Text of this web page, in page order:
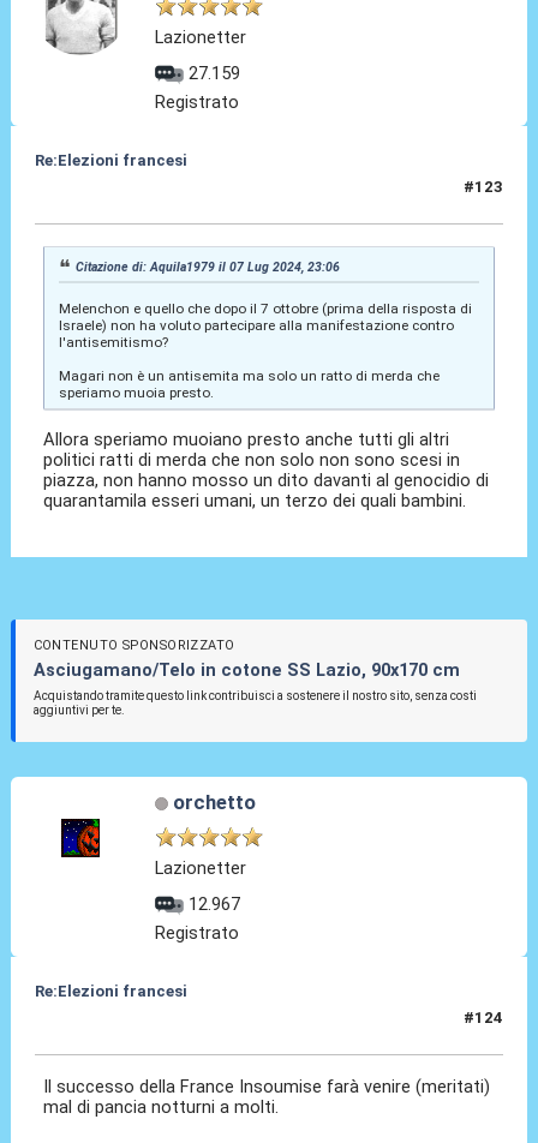
Lazionetter
27.159
Registrato
Re:Elezioni francesi
#123
Citazione di: Aquila1979 il 07 Lug 2024, 23:06
Melenchon e quello che dopo il 7 ottobre (prima della risposta di
Israele) non ha voluto partecipare alla manifestazione contro
l'antisemitismo?
Magari non è un antisemita ma solo un ratto di merda che
speriamo muoia presto.
Allora speriamo muoiano presto anche tutti gli altri
politici ratti di merda che non solo non sono scesi in
piazza, non hanno mosso un dito davanti al genocidio di
quarantamila esseri umani, un terzo dei quali bambini.
CONTENUTO SPONSORIZZATO
Asciugamano/Telo in cotone SS Lazio, 90x170 cm
Acquistando tramite questo link contribuisci a sostenere il nostro sito, senza costi
aggiuntivi per te.
orchetto
Lazionetter
12.967
Registrato
Re:Elezioni francesi
#124
Il successo della France Insoumise farà venire (meritati)
mal di pancia notturni a molti.